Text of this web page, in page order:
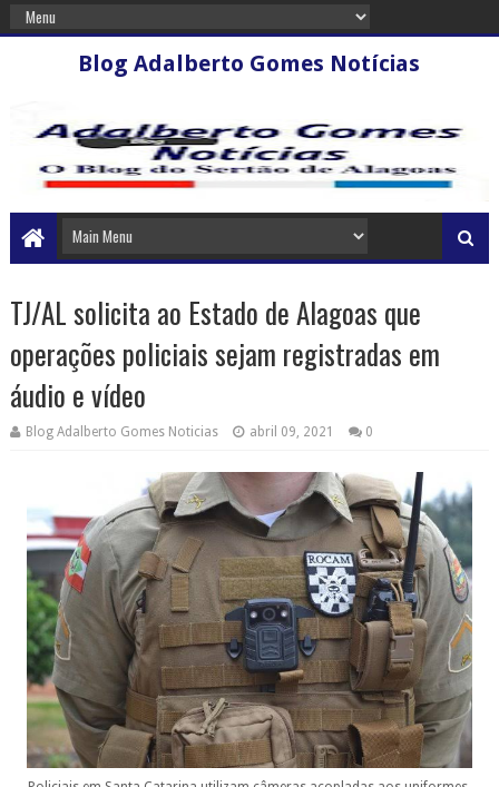
Blog Adalberto Gomes Notícias
TJ/AL solicita ao Estado de Alagoas que
operações policiais sejam registradas em
áudio e vídeo
Blog Adalberto Gomes Noticias abril 09, 2021 0